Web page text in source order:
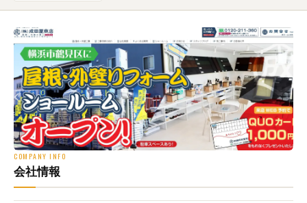
COMPANY INFO
会社情報